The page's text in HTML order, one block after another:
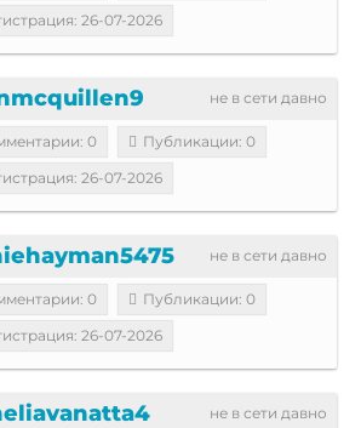
26-07-2026
не в сети давно
0
Публикации: 0
26-07-2026
не в сети давно
0
Публикации: 0
26-07-2026
не в сети давно